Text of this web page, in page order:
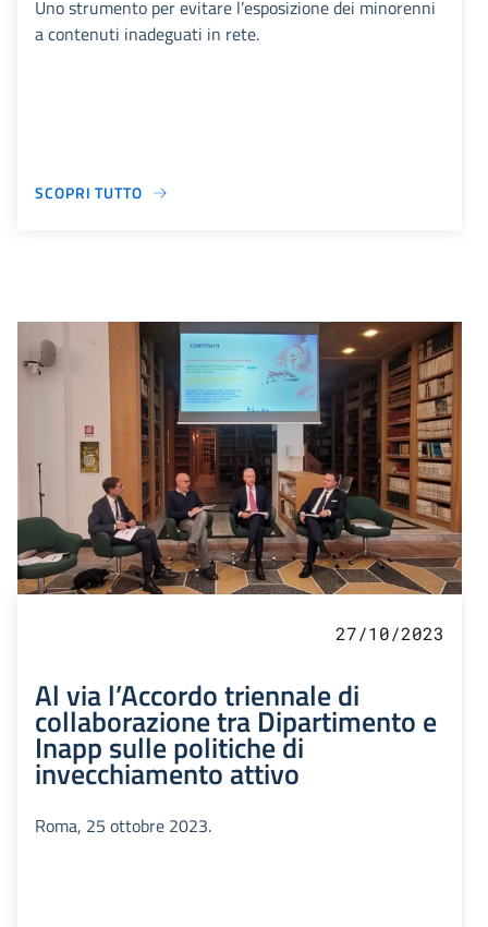
Uno strumento per evitare l’esposizione dei minorenni
a contenuti inadeguati in rete.
SCOPRI TUTTO
27/10/2023
Al via l’Accordo triennale di
collaborazione tra Dipartimento e
Inapp sulle politiche di
invecchiamento attivo
Roma, 25 ottobre 2023.